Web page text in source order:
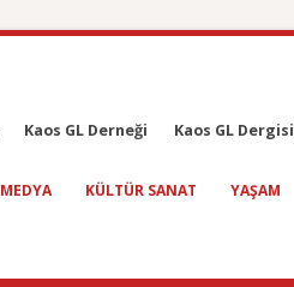
Kaos GL Derneği Kaos GL Dergisi
MEDYA KÜLTÜR SANAT YAŞAM